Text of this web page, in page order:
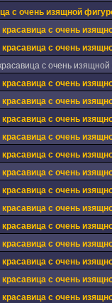
с очень изящной
с очень
с очень
с очень изящной
с очень
с очень
с очень
с очень
с очень
с очень
с очень
с очень
с очень
с очень
с очень
с очень
с очень